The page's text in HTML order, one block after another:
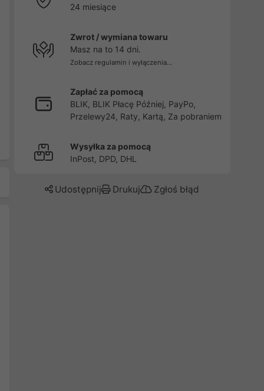
24 miesiące
Zwrot / wymiana towaru
Masz na to 14 dni.
Zobacz regulamin i wyłączenia...
Zapłać za pomocą
BLIK, BLIK Płacę Później, PayPo,
Przelewy24, Raty, Kartą, Za pobraniem
Wysyłka za pomocą
InPost, DPD, DHL
Udostępnij Drukuj Zgłoś błąd